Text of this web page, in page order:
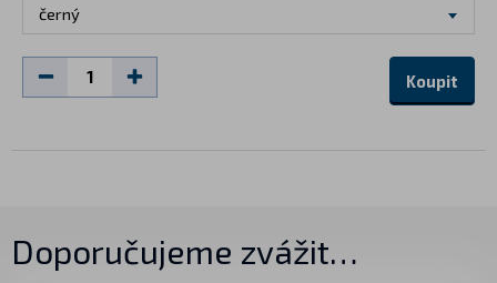
černý
Koupit
Doporučujeme zvážit…